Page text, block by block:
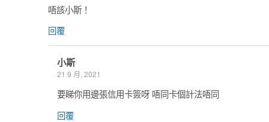
唔該小斯！
回覆
小斯
21 9 月, 2021
要睇你用邊張信用卡簽呀 唔同卡個計法唔同
回覆